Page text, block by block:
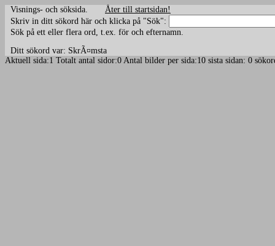
Visnings- och söksida. Åter till startsidan!
Skriv in ditt sökord här och klicka på "Sök":
Sök på ett eller flera ord, t.ex. för och efternamn.
Ditt sökord var: SkrÃ¤msta
Aktuell sida:1 Totalt antal sidor:0 Antal bilder per sida:10 sista sidan: 0